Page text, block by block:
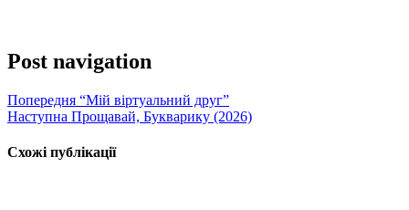
Post navigation
Попередня “Мій віртуальний друг”
Наступна Прощавай, Букварику (2026)
Схожі публікації